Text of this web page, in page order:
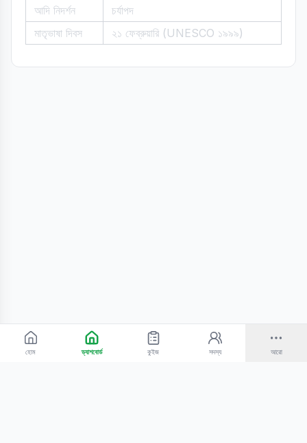
আদি নিদর্শন
চর্যাপদ
মাতৃভাষা দিবস
২১ ফেব্রুয়ারি (UNESCO ১৯৯৯)
হোম ড্যাশবোর্ড কুইজ সদস্য আরো